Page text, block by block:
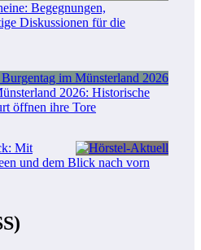
Begegnungen,
Diskussionen für die
2026: Historische
öffnen ihre Tore
Mit
und dem Blick nach vorn